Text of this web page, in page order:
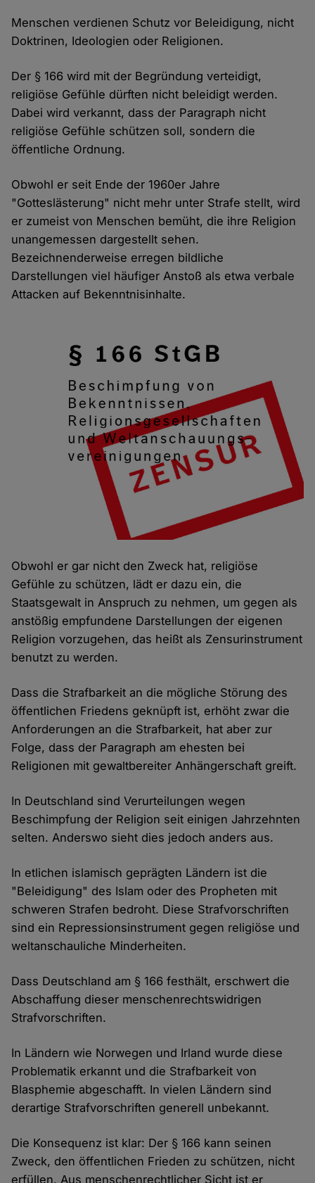
Menschen verdienen Schutz vor Beleidigung, nicht
Doktrinen, Ideologien oder Religionen.
Der § 166 wird mit der Begründung verteidigt,
religiöse Gefühle dürften nicht beleidigt werden.
Dabei wird verkannt, dass der Paragraph nicht
religiöse Gefühle schützen soll, sondern die
öffentliche Ordnung.
Obwohl er seit Ende der 1960er Jahre
"Gotteslästerung" nicht mehr unter Strafe stellt, wird
er zumeist von Menschen bemüht, die ihre Religion
unangemessen dargestellt sehen.
Bezeichnenderweise erregen bildliche
Darstellungen viel häufiger Anstoß als etwa verbale
Attacken auf Bekenntnisinhalte.
Obwohl er gar nicht den Zweck hat, religiöse
Gefühle zu schützen, lädt er dazu ein, die
Staatsgewalt in Anspruch zu nehmen, um gegen als
anstößig empfundene Darstellungen der eigenen
Religion vorzugehen, das heißt als Zensurinstrument
benutzt zu werden.
Dass die Strafbarkeit an die mögliche Störung des
öffentlichen Friedens geknüpft ist, erhöht zwar die
Anforderungen an die Strafbarkeit, hat aber zur
Folge, dass der Paragraph am ehesten bei
Religionen mit gewaltbereiter Anhängerschaft greift.
In Deutschland sind Verurteilungen wegen
Beschimpfung der Religion seit einigen Jahrzehnten
selten. Anderswo sieht dies jedoch anders aus.
In etlichen islamisch geprägten Ländern ist die
"Beleidigung" des Islam oder des Propheten mit
schweren Strafen bedroht. Diese Strafvorschriften
sind ein Repressionsinstrument gegen religiöse und
weltanschauliche Minderheiten.
Dass Deutschland am § 166 festhält, erschwert die
Abschaffung dieser menschenrechtswidrigen
Strafvorschriften.
In Ländern wie Norwegen und Irland wurde diese
Problematik erkannt und die Strafbarkeit von
Blasphemie abgeschafft. In vielen Ländern sind
derartige Strafvorschriften generell unbekannt.
Die Konsequenz ist klar: Der § 166 kann seinen
Zweck, den öffentlichen Frieden zu schützen, nicht
erfüllen. Aus menschenrechtlicher Sicht ist er